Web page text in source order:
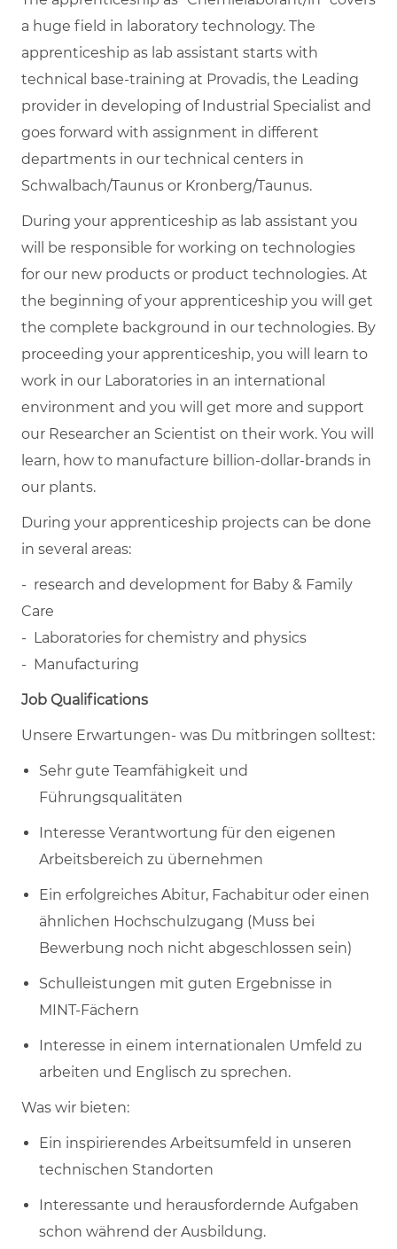
a huge field in laboratory technology. The
apprenticeship as lab assistant starts with
technical base-training at Provadis, the Leading
provider in developing of Industrial Specialist and
goes forward with assignment in different
departments in our technical centers in
Schwalbach/Taunus or Kronberg/Taunus.
During your apprenticeship as lab assistant you
will be responsible for working on technologies
for our new products or product technologies. At
the beginning of your apprenticeship you will get
the complete background in our technologies. By
proceeding your apprenticeship, you will learn to
work in our Laboratories in an international
environment and you will get more and support
our Researcher an Scientist on their work. You will
learn, how to manufacture billion-dollar-brands in
our plants.
During your apprenticeship projects can be done
in several areas:
- research and development for Baby & Family
Care
- Laboratories for chemistry and physics
- Manufacturing
Job Qualifications
Unsere Erwartungen- was Du mitbringen solltest:
Sehr gute Teamfähigkeit und
Führungsqualitäten
Interesse Verantwortung für den eigenen
Arbeitsbereich zu übernehmen
Ein erfolgreiches Abitur, Fachabitur oder einen
ähnlichen Hochschulzugang (Muss bei
Bewerbung noch nicht abgeschlossen sein)
Schulleistungen mit guten Ergebnisse in
MINT-Fächern
Interesse in einem internationalen Umfeld zu
arbeiten und Englisch zu sprechen.
Was wir bieten:
Ein inspirierendes Arbeitsumfeld in unseren
technischen Standorten
Interessante und herausfordernde Aufgaben
schon während der Ausbildung.